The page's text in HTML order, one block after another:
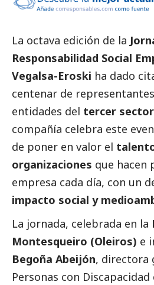
La octava edición de la
Responsabilidad Social
Vegalsa-Eroski ha dado
centenar de
entidades del tercer sector
compañía celebra este
de poner en valor el
organizaciones que hacen
empresa cada día, con un
impacto social y
La jornada, celebrada en la
Montesqueiro (Oleiros) e
Begoña Abeijón, directora
Personas con